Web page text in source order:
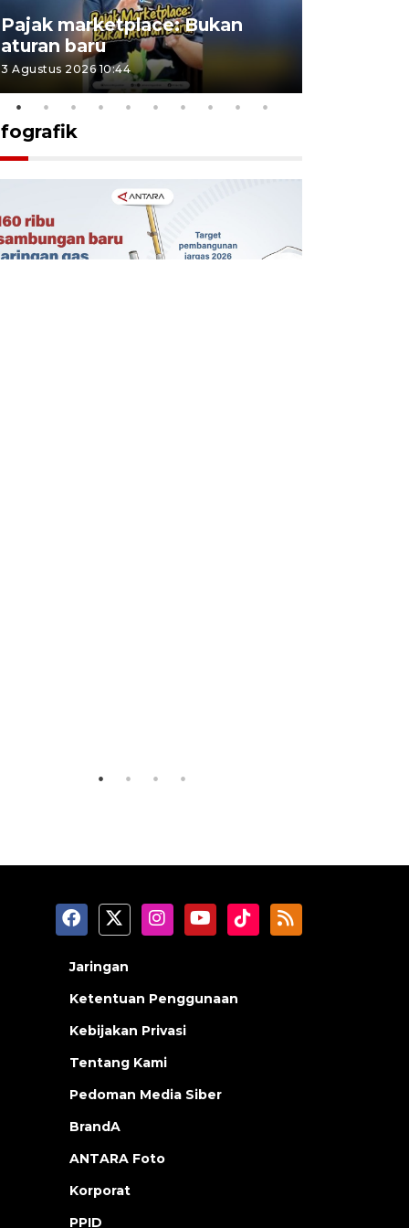
Pajak marketplace: Bukan
aturan baru
3 Agustus 2026 10:44
Jaringan
Ketentuan Penggunaan
Kebijakan Privasi
Tentang Kami
Pedoman Media Siber
BrandA
ANTARA Foto
Korporat
PPID